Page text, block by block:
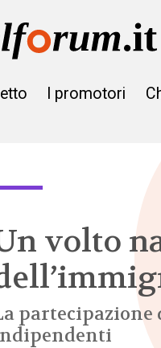
I promotori
volto